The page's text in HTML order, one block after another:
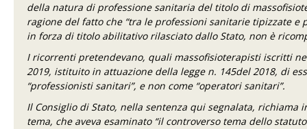
della natura di professione sanitaria del titolo di
ragione del fatto che “tra le professioni sanitarie tipizzate
in forza di titolo abilitativo rilasciato dallo Stato, non è
I ricorrenti pretendevano, quali massofisioterapisti iscritti
2019, istituito in attuazione della legge n. 145del 2018, di
“professionisti sanitari”, e non come “operatori sanitari”.
Il Consiglio di Stato, nella sentenza qui segnalata,
tema, che aveva esaminato “il controverso tema dello